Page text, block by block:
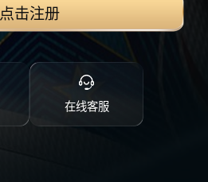
点击注册
在线客服